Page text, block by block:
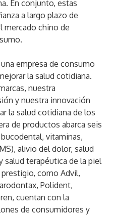
En conjunto, estas
a largo plazo de
mercado chino de
empresa de consumo
la salud cotidiana.
nuestra
y nuestra innovación
la salud cotidiana de los
de productos abarca seis
vitaminas,
alivio del dolor, salud
salud terapéutica de la piel
como Advil,
Polident,
cuentan con la
de consumidores y